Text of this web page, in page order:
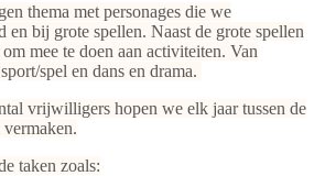
thema met personages die we
en bij grote spellen. Naast de grote spellen
mee te doen aan activiteiten. Van
spel en dans en drama.
vrijwilligers hopen we elk jaar tussen de
taken zoals: